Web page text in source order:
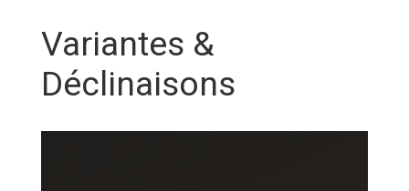
Variantes &
Déclinaisons